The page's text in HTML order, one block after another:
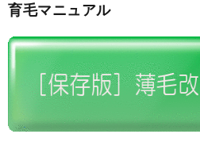
育毛マニュアル